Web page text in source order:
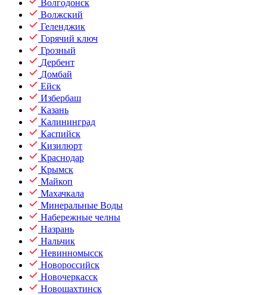
Волгодонск
Волжский
Геленджик
Горячий ключ
Грозный
Дербент
Домбай
Ейск
Избербаш
Казань
Калининград
Каспийск
Кизилюрт
Краснодар
Крымск
Майкоп
Махачкала
Минеральные Воды
Набережные челны
Назрань
Нальчик
Невинномысск
Новороссийск
Новочеркасск
Новошахтинск